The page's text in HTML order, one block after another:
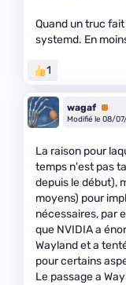
Quand un truc
systemd. En
1
wagaf
Modifié le 08/
La raison pour
temps n'est pas
depuis le début),
moyens) pour
nécessaires, par
que NVIDIA a
Wayland et a
pour certains
Le passage a